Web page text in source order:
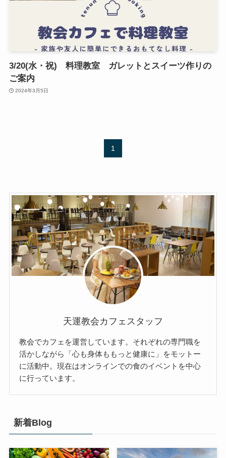
3/20(水・祝) 料理教室 ガレットとスイーツ作りの
ご案内
2024年3月5日
1
天運教会カフェスタッフ
教会でカフェを運営しています。それぞれの専門職を
活かしながら「心も身体ももっと健康に」をモットー
に活動中。現在はオンラインでの食のイベントを中心
に行っています。
新着Blog